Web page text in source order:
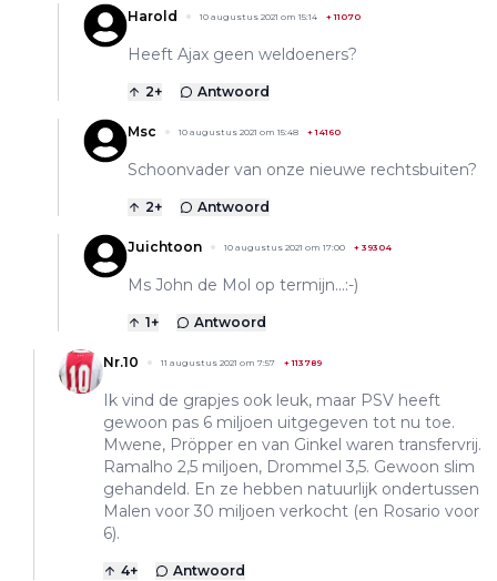
Harold 10 augustus 2021 om 15:14 +11070
Heeft Ajax geen weldoeners?
2+ Antwoord
Msc 10 augustus 2021 om 15:48 +14160
Schoonvader van onze nieuwe rechtsbuiten?
2+ Antwoord
Juichtoon 10 augustus 2021 om 17:00 + 39304
Ms John de Mol op termijn...:-)
1+ Antwoord
Nr.10 11 augustus 2021 om 7:57 +113789
Ik vind de grapjes ook leuk, maar PSV heeft
gewoon pas 6 miljoen uitgegeven tot nu toe.
Mwene, Pröpper en van Ginkel waren transfervrij.
Ramalho 2,5 miljoen, Drommel 3,5. Gewoon slim
gehandeld. En ze hebben natuurlijk ondertussen
Malen voor 30 miljoen verkocht (en Rosario voor
6).
4+ Antwoord